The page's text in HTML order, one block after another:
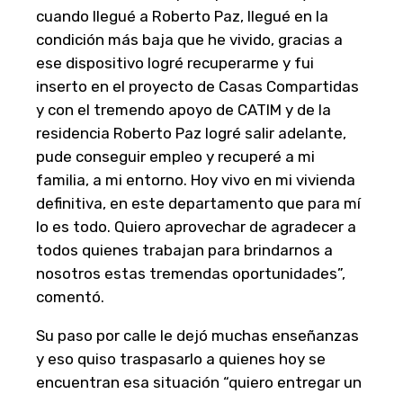
cuando llegué a Roberto Paz, llegué en la
condición más baja que he vivido, gracias a
ese dispositivo logré recuperarme y fui
inserto en el proyecto de Casas Compartidas
y con el tremendo apoyo de CATIM y de la
residencia Roberto Paz logré salir adelante,
pude conseguir empleo y recuperé a mi
familia, a mi entorno. Hoy vivo en mi vivienda
definitiva, en este departamento que para mí
lo es todo. Quiero aprovechar de agradecer a
todos quienes trabajan para brindarnos a
nosotros estas tremendas oportunidades”,
comentó.
Su paso por calle le dejó muchas enseñanzas
y eso quiso traspasarlo a quienes hoy se
encuentran esa situación “quiero entregar un